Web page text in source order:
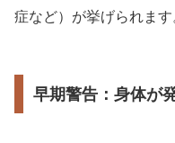
症など）が挙げられます
早期警告：身体が